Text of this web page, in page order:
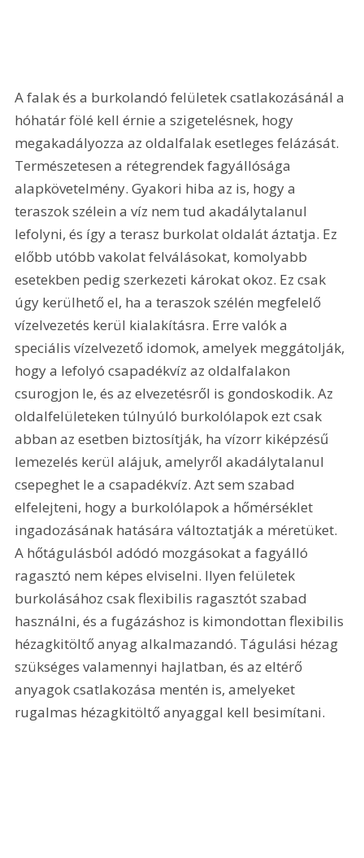
A falak és a burkolandó felületek csatlakozásánál a
hóhatár fölé kell érnie a szigetelésnek, hogy
megakadályozza az oldalfalak esetleges felázását.
Természetesen a rétegrendek fagyállósága
alapkövetelmény. Gyakori hiba az is, hogy a
teraszok szélein a víz nem tud akadálytalanul
lefolyni, és így a terasz burkolat oldalát áztatja. Ez
előbb utóbb vakolat felválásokat, komolyabb
esetekben pedig szerkezeti károkat okoz. Ez csak
úgy kerülhető el, ha a teraszok szélén megfelelő
vízelvezetés kerül kialakításra. Erre valók a
speciális vízelvezető idomok, amelyek meggátolják,
hogy a lefolyó csapadékvíz az oldalfalakon
csurogjon le, és az elvezetésről is gondoskodik. Az
oldalfelületeken túlnyúló burkolólapok ezt csak
abban az esetben biztosítják, ha vízorr kiképzésű
lemezelés kerül alájuk, amelyről akadálytalanul
csepeghet le a csapadékvíz. Azt sem szabad
elfelejteni, hogy a burkolólapok a hőmérséklet
ingadozásának hatására változtatják a méretüket.
A hőtágulásból adódó mozgásokat a fagyálló
ragasztó nem képes elviselni. Ilyen felületek
burkolásához csak flexibilis ragasztót szabad
használni, és a fugázáshoz is kimondottan flexibilis
hézagkitöltő anyag alkalmazandó. Tágulási hézag
szükséges valamennyi hajlatban, és az eltérő
anyagok csatlakozása mentén is, amelyeket
rugalmas hézagkitöltő anyaggal kell besimítani.